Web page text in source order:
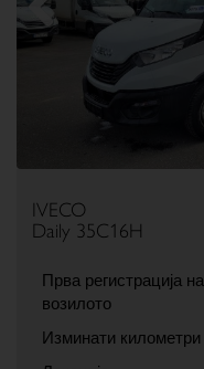
Previous
IVECO
Daily 35C16H
Прва регистрација на
возилото
Изминати километри